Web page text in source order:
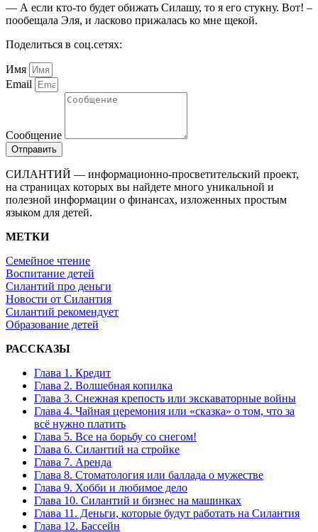
— А если кто-то будет обижать Силашу, то я его стукну. Вот! –
пообещала Эля, и ласково прижалась ко мне щекой.
Поделиться в соц.сетях:
Имя
Email
Сообщение
Отправить
СИЛАНТИЙ — информационно-просветительский проект,
на страницах которых вы найдете много уникальной и
полезной информации о финансах, изложенных простым
языком для детей.
МЕТКИ
Семейное чтение
Воспитание детей
Силантий про деньги
Новости от Силантия
Силантий рекомендует
Образование детей
РАССКАЗЫ
Глава 1. Кредит
Глава 2. Волшебная копилка
Глава 3. Снежная крепость или экскаваторные войны
Глава 4. Чайная церемония или «сказка» о том, что за
всё нужно платить
Глава 5. Все на борьбу со снегом!
Глава 6. Силантий на стройке
Глава 7. Аренда
Глава 8. Стоматология или баллада о мужестве
Глава 9. Хобби и любимое дело
Глава 10. Силантий и бизнес на машинках
Глава 11. Деньги, которые будут работать на Силантия
Глава 12. Бассейн